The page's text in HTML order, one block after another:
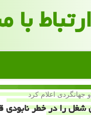
ارتباط
اعلام كرد